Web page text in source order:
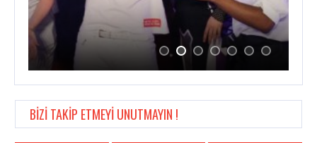
BİZİ TAKİP ETMEYİ UNUTMAYIN !